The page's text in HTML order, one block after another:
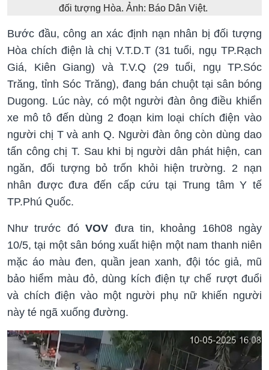
đối tượng Hòa. Ảnh: Báo Dân Việt.
Bước đầu, công an xác định nạn nhân bị đối tượng
Hòa chích điện là chị V.T.D.T (31 tuổi, ngụ TP.Rạch
Giá, Kiên Giang) và T.V.Q (29 tuổi, ngụ TP.Sóc
Trăng, tỉnh Sóc Trăng), đang bán chuột tại sân bóng
Dugong. Lúc này, có một người đàn ông điều khiển
xe mô tô đến dùng 2 đoạn kim loại chích điện vào
người chị T và anh Q. Người đàn ông còn dùng dao
tấn công chị T. Sau khi bị người dân phát hiện, can
ngăn, đối tượng bỏ trốn khỏi hiện trường. 2 nạn
nhân được đưa đến cấp cứu tại Trung tâm Y tế
TP.Phú Quốc.
Như trước đóVOV đưa tin, khoảng 16h08 ngày
10/5, tại một sân bóng xuất hiện một nam thanh niên
mặc áo màu đen, quần jean xanh, đội tóc giả, mũ
bảo hiểm màu đỏ, dùng kích điện tự chế rượt đuổi
và chích điện vào một người phụ nữ khiến người
này té ngã xuống đường.